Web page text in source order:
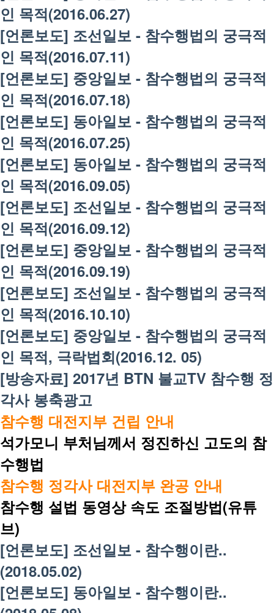
인 목적(2016.06.27)
[언론보도] 조선일보 - 참수행법의 궁극적
인 목적(2016.07.11)
[언론보도] 중앙일보 - 참수행법의 궁극적
인 목적(2016.07.18)
[언론보도] 동아일보 - 참수행법의 궁극적
인 목적(2016.07.25)
[언론보도] 동아일보 - 참수행법의 궁극적
인 목적(2016.09.05)
[언론보도] 조선일보 - 참수행법의 궁극적
인 목적(2016.09.12)
[언론보도] 중앙일보 - 참수행법의 궁극적
인 목적(2016.09.19)
[언론보도] 조선일보 - 참수행법의 궁극적
인 목적(2016.10.10)
[언론보도] 중앙일보 - 참수행법의 궁극적
인 목적, 극락법회(2016.12. 05)
[방송자료] 2017년 BTN 불교TV 참수행 정
각사 봉축광고
참수행 대전지부 건립 안내
석가모니 부처님께서 정진하신 고도의 참
수행법
참수행 정각사 대전지부 완공 안내
참수행 설법 동영상 속도 조절방법(유튜
브)
[언론보도] 조선일보 - 참수행이란..
(2018.05.02)
[언론보도] 동아일보 - 참수행이란..